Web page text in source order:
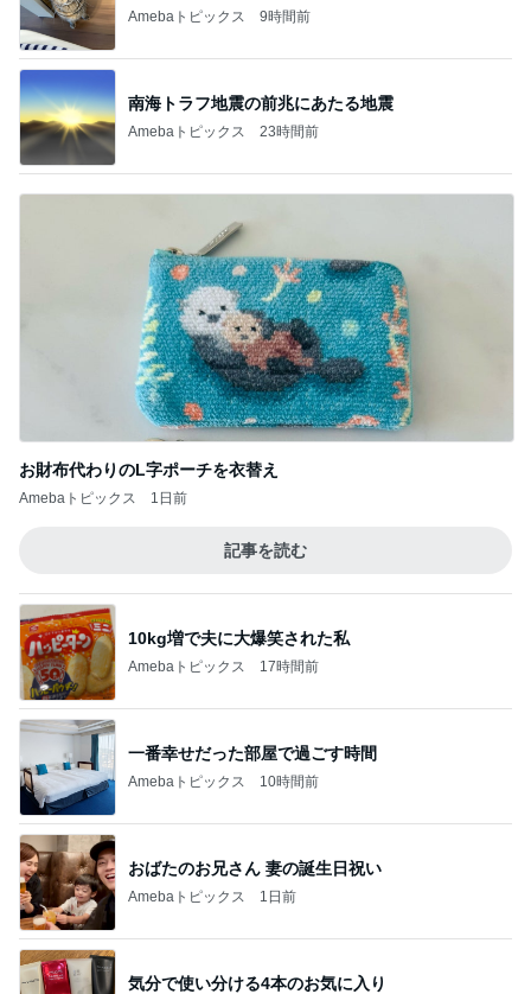
Amebaトピックス 9時間前
南海トラフ地震の前兆にあたる地震
Amebaトピックス 23時間前
お財布代わりのL字ポーチを衣替え
Amebaトピックス 1日前
記事を読む
10kg増で夫に大爆笑された私
Amebaトピックス 17時間前
一番幸せだった部屋で過ごす時間
Amebaトピックス 10時間前
おばたのお兄さん 妻の誕生日祝い
Amebaトピックス 1日前
気分で使い分ける4本のお気に入り